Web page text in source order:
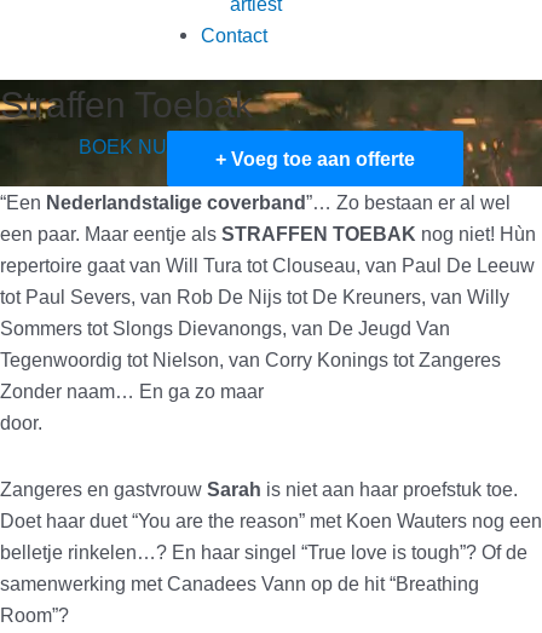
Contact
Straffen Toebak
BOEK NU
+ Voeg toe aan offerte
“Een Nederlandstalige coverband”… Zo bestaan er al wel
een paar. Maar eentje als STRAFFEN TOEBAK nog niet! Hùn
repertoire gaat van Will Tura tot Clouseau, van Paul De Leeuw
tot Paul Severs, van Rob De Nijs tot De Kreuners, van Willy
Sommers tot Slongs Dievanongs, van De Jeugd Van
Tegenwoordig tot Nielson, van Corry Konings tot Zangeres
Zonder naam… En ga zo maar
door.
Zangeres en gastvrouw Sarah is niet aan haar proefstuk toe.
Doet haar duet “You are the reason” met Koen Wauters nog een
belletje rinkelen…? En haar singel “True love is tough”? Of de
samenwerking met Canadees Vann op de hit “Breathing
Room”?